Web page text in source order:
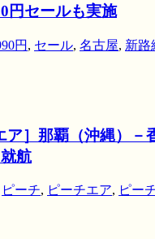
円セールも実施
円 , セール, 名古屋, 新路
ア］那覇（沖縄）－
航
ピーチ, ピーチエア, ピー